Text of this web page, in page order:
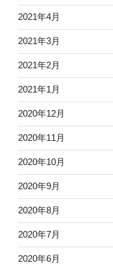
2021年4月
2021年3月
2021年2月
2021年1月
2020年12月
2020年11月
2020年10月
2020年9月
2020年8月
2020年7月
2020年6月